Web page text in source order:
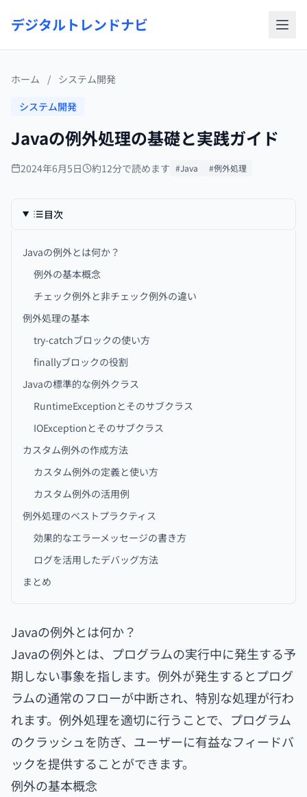
デジタルトレンドナビ
ホーム / システム開発
システム開発
Javaの例外処理の基礎と実践ガイド
2024年6月5日 約12分で読めます #Java #例外処理
目次
Javaの例外とは何か？
例外の基本概念
チェック例外と非チェック例外の違い
例外処理の基本
try-catchブロックの使い方
finallyブロックの役割
Javaの標準的な例外クラス
RuntimeExceptionとそのサブクラス
IOExceptionとそのサブクラス
カスタム例外の作成方法
カスタム例外の定義と使い方
カスタム例外の活用例
例外処理のベストプラクティス
効果的なエラーメッセージの書き方
ログを活用したデバッグ方法
まとめ
Javaの例外とは何か？
Javaの例外とは、プログラムの実行中に発生する予
期しない事象を指します。例外が発生するとプログ
ラムの通常のフローが中断され、特別な処理が行わ
れます。 例外処理を適切に行うことで、プログラム
のクラッシュを防ぎ、ユーザーに有益なフィードバ
ックを提供することができます。
例外の基本概念